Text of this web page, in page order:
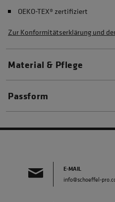
OEKO-TEX® zertifiziert
Zur Konformitätserklärung und
Material & Pflege
Passform
E-MAIL
info@schoeffel-